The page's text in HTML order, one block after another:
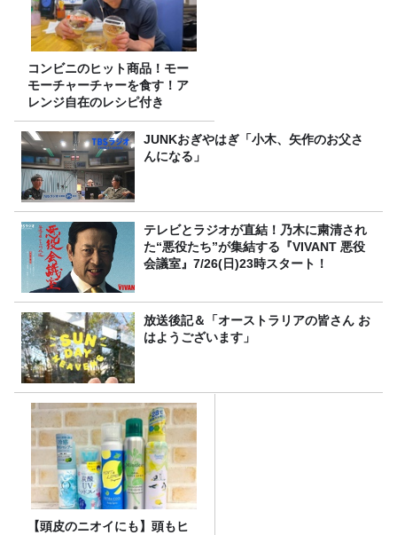
コンビニのヒット商品！モー
モーチャーチャーを食す！ア
レンジ自在のレシピ付き
JUNKおぎやはぎ「小木、矢作のお父さ
んになる」
テレビとラジオが直結！乃木に粛清され
た“悪役たち”が集結する『VIVANT 悪役
会議室』7/26(日)23時スタート！
放送後記＆「オーストラリアの皆さん お
はようございます」
【頭皮のニオイにも】頭もヒ